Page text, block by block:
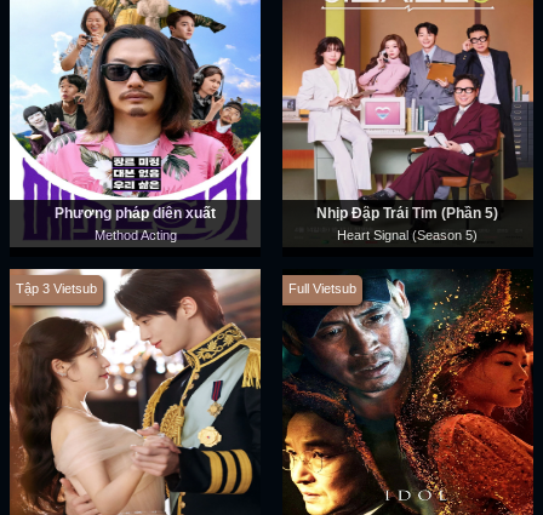
Phương pháp diễn xuất
Method Acting
Nhịp Đập Trái Tim (Phần 5)
Heart Signal (Season 5)
Tập 3 Vietsub Full Vietsub